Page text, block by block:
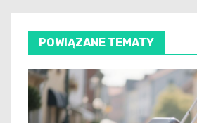
POWIĄZANE TEMATY